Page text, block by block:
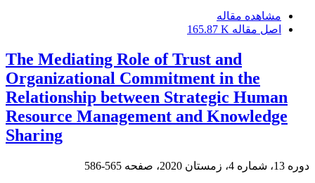
مشاهده مقاله
اصل مقاله 165.87 K
The Mediating Role of Trust and
Organizational Commitment in the
Relationship between Strategic Human
Resource Management and Knowledge
Sharing
دوره 13، شماره 4، زمستان 2020، صفحه 565-586